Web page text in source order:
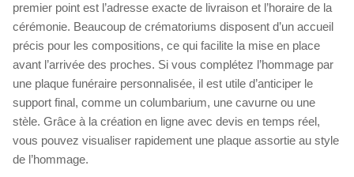
premier point est l’adresse exacte de livraison et l’horaire de la
cérémonie. Beaucoup de crématoriums disposent d’un accueil
précis pour les compositions, ce qui facilite la mise en place
avant l’arrivée des proches. Si vous complétez l’hommage par
une plaque funéraire personnalisée, il est utile d’anticiper le
support final, comme un columbarium, une cavurne ou une
stèle. Grâce à la création en ligne avec devis en temps réel,
vous pouvez visualiser rapidement une plaque assortie au style
de l’hommage.